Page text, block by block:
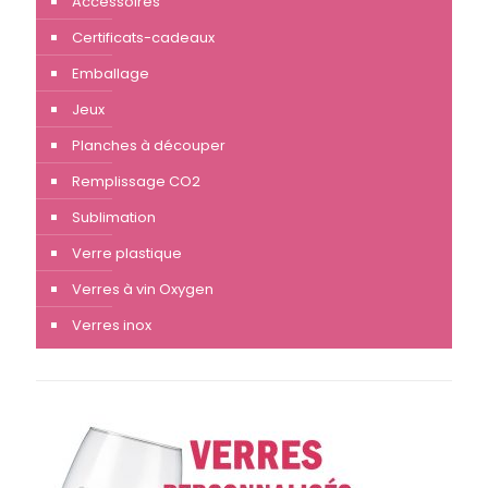
Certificats-cadeaux
Emballage
Jeux
Planches à découper
Remplissage CO2
Sublimation
Verre plastique
Verres à vin Oxygen
Verres inox